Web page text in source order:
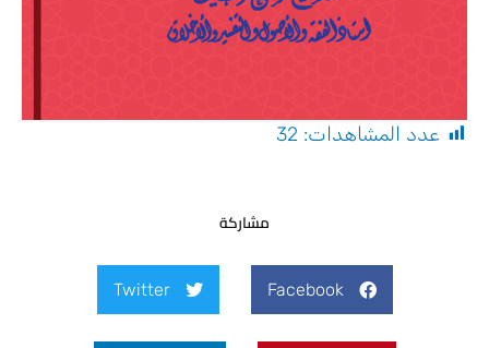
عدد المشاهدات: 32
مشاركة
Facebook
Twitter